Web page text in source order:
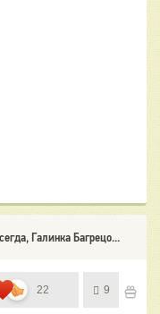
Галинка Багрецо...
22 9